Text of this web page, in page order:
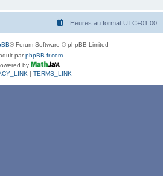
c
Heures au format UTC+01:00
® Forum Software © phpBB Limited
parphpBB-fr.com
by
| TERMS_LINK